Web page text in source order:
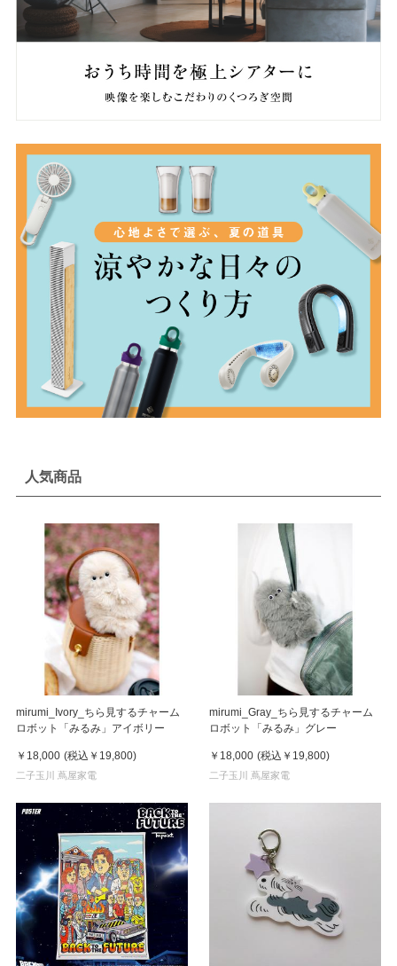
人気商品
mirumi_Ivory_ちら見するチャーム
ロボット「みるみ」アイボリー
￥18,000 (税込 ￥19,800)
二子玉川 蔦屋家電
mirumi_Gray_ちら見するチャーム
ロボット「みるみ」グレー
￥18,000 (税込 ￥19,800)
二子玉川 蔦屋家電